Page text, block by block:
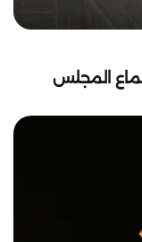
المجلس